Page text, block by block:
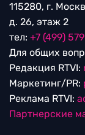
115280, г.
д. 26, этаж 2
тел: +7 (499)
Для общих
Редакция RTVI:
Маркетинг/PR:
Реклама RTVI:
Партнерские